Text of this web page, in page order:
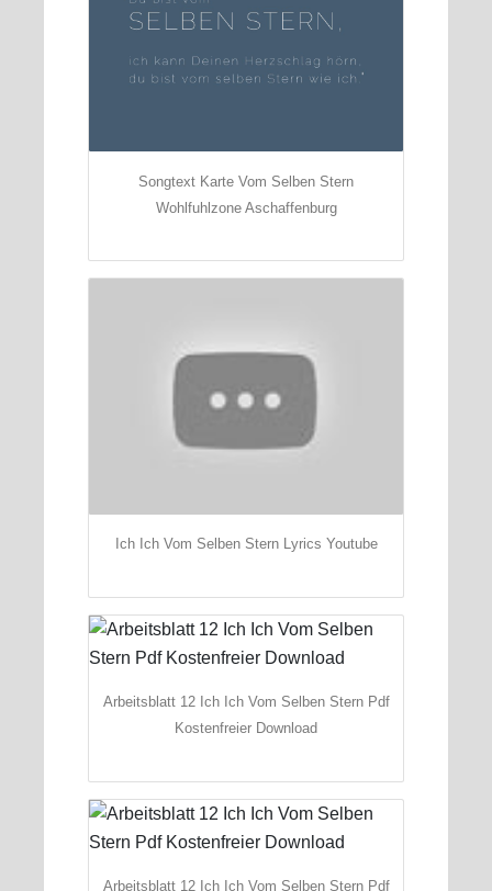
Songtext Karte Vom Selben Stern
Wohlfuhlzone Aschaffenburg
Ich Ich Vom Selben Stern Lyrics Youtube
Arbeitsblatt 12 Ich Ich Vom Selben Stern Pdf
Kostenfreier Download
Arbeitsblatt 12 Ich Ich Vom Selben Stern Pdf